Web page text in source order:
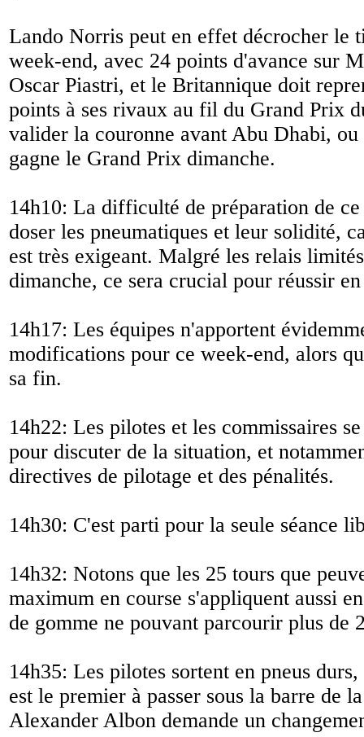
Lando Norris peut en effet décrocher le
week-end, avec 24 points d'avance sur
Oscar Piastri, et le Britannique doit
points à ses rivaux au fil du Grand Prix
valider la couronne avant Abu Dhabi,
gagne le Grand Prix dimanche.
14h10: La difficulté de préparation de
doser les pneumatiques et leur solidité,
est très exigeant. Malgré les relais
dimanche, ce sera crucial pour réussir
14h17: Les équipes n'apportent
modifications pour ce week-end, alors
sa fin.
14h22: Les pilotes et les commissaires
pour discuter de la situation, et
directives de pilotage et des pénalités.
14h30: C'est parti pour la seule séance
14h32: Notons que les 25 tours que
maximum en course s'appliquent aussi
de gomme ne pouvant parcourir plus de
14h35: Les pilotes sortent en pneus
est le premier à passer sous la barre de
Alexander Albon demande un